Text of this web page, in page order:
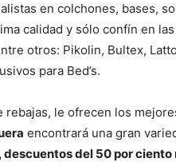
en colchones, bases,
calidad y sólo confín en
otros: Pikolin, Bultex,
para Bed’s.
rebajas, le ofrecen los
encontrará una gran
del 50 por